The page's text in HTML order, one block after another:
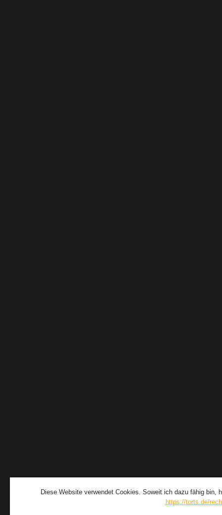
Diese Website verwendet Cookies. Soweit ich dazu fähig bin,
https://torts.de/